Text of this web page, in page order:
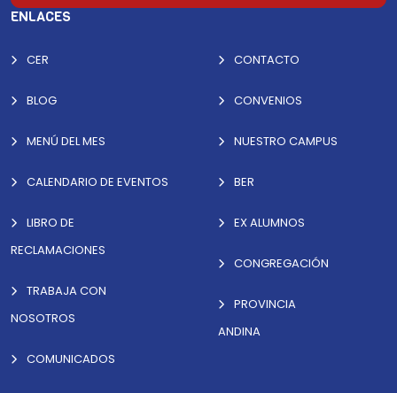
ENLACES
CER
BLOG
MENÚ DEL MES
CALENDARIO DE EVENTOS
LIBRO DE
RECLAMACIONES
TRABAJA CON
NOSOTROS
COMUNICADOS
CONTACTO
CONVENIOS
NUESTRO CAMPUS
BER
EX ALUMNOS
CONGREGACIÓN
PROVINCIA
ANDINA